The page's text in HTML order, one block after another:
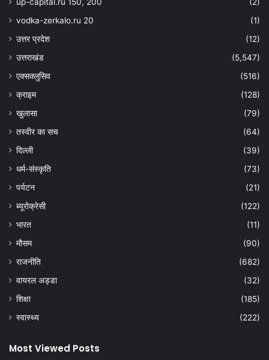
up-capital.ru 150, 200
(2)
vodka-zerkalo.ru 20
(1)
उत्तर प्रदेश
(12)
उत्तराखंड
(5,547)
एक्सक्लुसिव
(516)
क्राइम
(128)
खुलासा
(79)
तस्वीर का सच
(64)
दिल्ली
(39)
धर्म-संस्कृति
(73)
पर्यटन
(21)
ब्यूरोक्रेसी
(122)
भारत
(11)
मौसम
(90)
राजनीति
(682)
वायरल अड्डा
(32)
शिक्षा
(185)
स्वास्थ्य
(222)
Most Viewed Posts